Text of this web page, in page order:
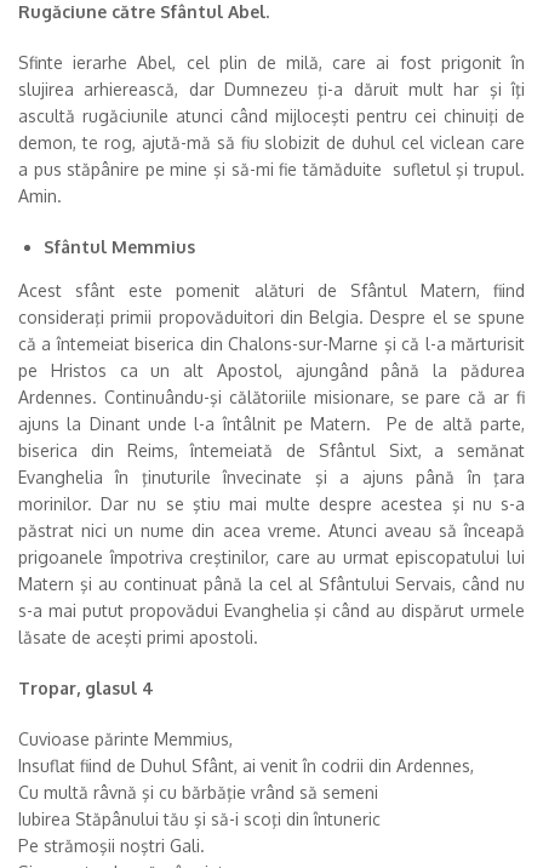
Rugăciune către Sfântul Abel.
Sfinte ierarhe Abel, cel plin de milă, care ai fost prigonit în
slujirea arhierească, dar Dumnezeu ţi-a dăruit mult har şi îţi
ascultă rugăciunile atunci când mijloceşti pentru cei chinuiţi de
demon, te rog, ajută-mă să fiu slobizit de duhul cel viclean care
a pus stăpânire pe mine şi să-mi fie tămăduite sufletul şi trupul.
Amin.
Sfântul Memmius
Acest sfânt este pomenit alături de Sfântul Matern, fiind
consideraţi primii propovăduitori din Belgia. Despre el se spune
că a întemeiat biserica din Chalons-sur-Marne şi că l-a mărturisit
pe Hristos ca un alt Apostol, ajungând până la pădurea
Ardennes. Continuându-şi călătoriile misionare, se pare că ar fi
ajuns la Dinant unde l-a întâlnit pe Matern. Pe de altă parte,
biserica din Reims, întemeiată de Sfântul Sixt, a semănat
Evanghelia în ţinuturile învecinate şi a ajuns până în ţara
morinilor. Dar nu se ştiu mai multe despre acestea şi nu s-a
păstrat nici un nume din acea vreme. Atunci aveau să înceapă
prigoanele împotriva creştinilor, care au urmat episcopatului lui
Matern şi au continuat până la cel al Sfântului Servais, când nu
s-a mai putut propovădui Evanghelia şi când au dispărut urmele
lăsate de aceşti primi apostoli.
Tropar, glasul 4
Cuvioase părinte Memmius,
Insuflat fiind de Duhul Sfânt, ai venit în codrii din Ardennes,
Cu multă râvnă şi cu bărbăţie vrând să semeni
Iubirea Stăpânului tău şi să-i scoţi din întuneric
Pe strămoşii noştri Gali.